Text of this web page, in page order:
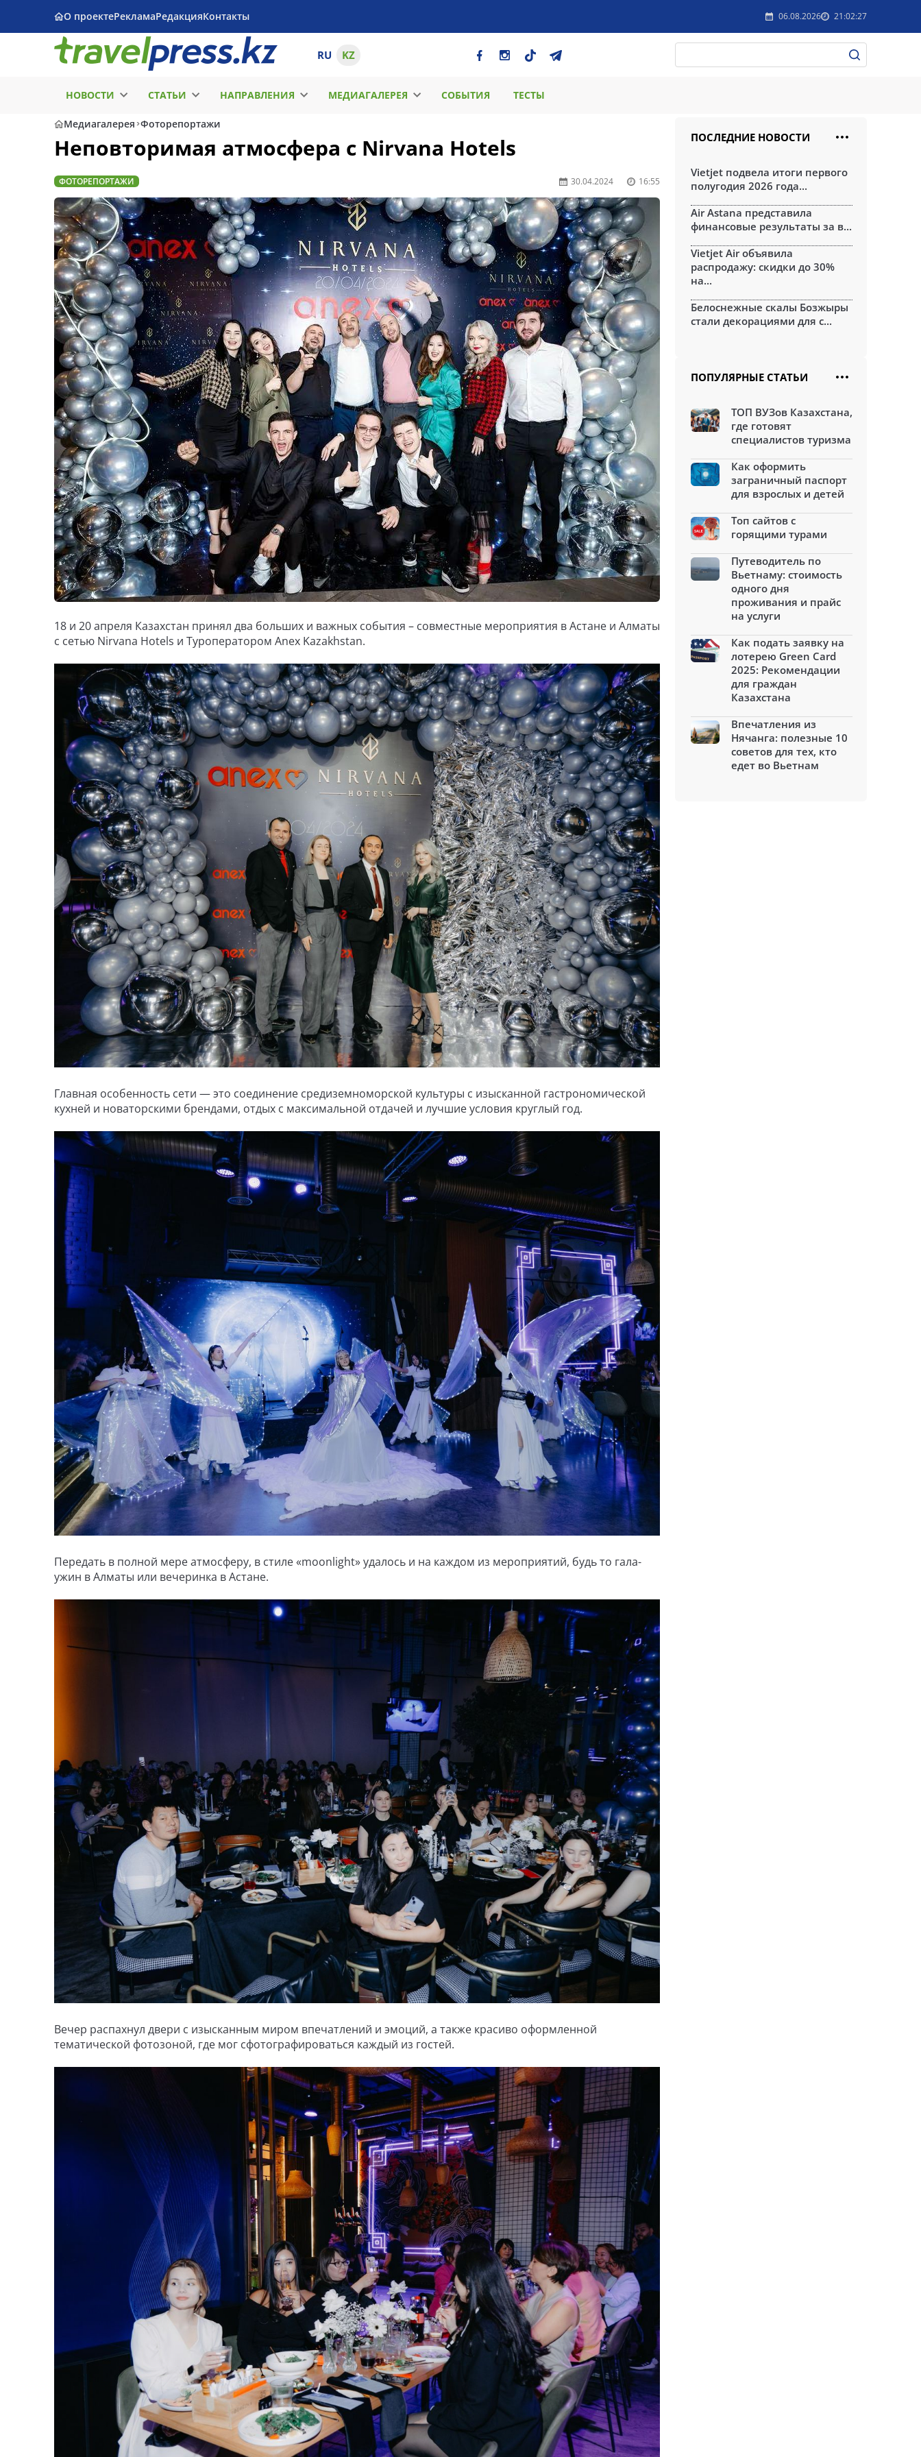
О проектеРекламаРедакцияКонтакты 06.08.2026 21:02:27
RU KZ
НОВОСТИ СТАТЬИ НАПРАВЛЕНИЯ МЕДИАГАЛЕРЕЯ СОБЫТИЯ ТЕСТЫ
Медиагалерея Фоторепортажи
Неповторимая атмосфера с Nirvana Hotels
ФОТОРЕПОРТАЖИ 30.04.2024 16:55
18 и 20 апреля Казахстан принял два больших и важных события – совместные мероприятия в Астане и Алматы
с сетью Nirvana Hotels и Туроператором Anex Kazakhstan.
Главная особенность сети — это соединение средиземноморской культуры с изысканной гастрономической
кухней и новаторскими брендами, отдых с максимальной отдачей и лучшие условия круглый год.
Передать в полной мере атмосферу, в стиле «moonlight» удалось и на каждом из мероприятий, будь то гала-
ужин в Алматы или вечеринка в Астане.
Вечер распахнул двери с изысканным миром впечатлений и эмоций, а также красиво оформленной
тематической фотозоной, где мог сфотографироваться каждый из гостей.
ПОСЛЕДНИЕ НОВОСТИ
Vietjet подвела итоги первого
полугодия 2026 года...
Air Astana представила
финансовые результаты за в...
Vietjet Air объявила
распродажу: скидки до 30%
на...
Белоснежные скалы Бозжыры
стали декорациями для с...
ПОПУЛЯРНЫЕ СТАТЬИ
ТОП ВУЗов Казахстана,
где готовят
специалистов туризма
Как оформить
заграничный паспорт
для взрослых и детей
Топ сайтов с
горящими турами
Путеводитель по
Вьетнаму: стоимость
одного дня
проживания и прайс
на услуги
Как подать заявку на
лотерею Green Card
2025: Рекомендации
для граждан
Казахстана
Впечатления из
Нячанга: полезные 10
советов для тех, кто
едет во Вьетнам